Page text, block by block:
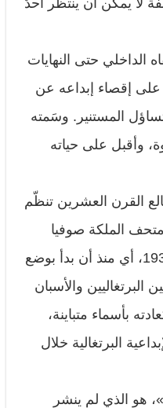
لا يمكن أن ينتظر أحدٌ
الداخلي حتى النهايات
على إقصاء إبداعه عن
المستنير. وسَمته
وأقبل على حياته
القرن العشرين تنظّم
الملكة صوفيا
الإسباني يسترجع مشهدية الفن البرتغالي بين عامي 1912 و1935، أي منذ أن بدأ بوضع
البرتغاليين والأسبان
بأسماء متباينة،
البرتغالية خلال
هو الذي لم ينشر